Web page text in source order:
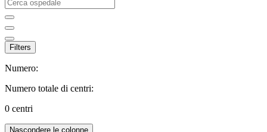
Filters
Numero:
Numero totale di centri:
0 centri
Nascondere le colonne